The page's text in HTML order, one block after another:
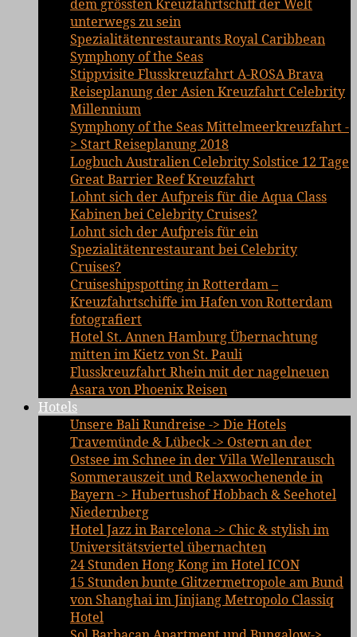
dem grössten Kreuzfahrtschiff der Welt
unterwegs zu sein
Spezialitätenrestaurants Royal Caribbean
Symphony of the Seas
Stippvisite Flusskreuzfahrt A-ROSA Brava
Reiseplanung der Asien Kreuzfahrt Celebrity
Millennium
Symphony of the Seas Mittelmeerkreuzfahrt -
> Start Reiseplanung 2018
Logbuch Australien Celebrity Solstice 12 Tage
Great Barrier Reef Kreuzfahrt
Lohnt sich der Aufpreis für die Aqua Class
Kabinen bei Celebrity Cruises?
Lohnt sich der Aufpreis für ein
Spezialitätenrestaurant bei Celebrity
Cruises?
Cruiseshipspotting in Rotterdam –
Kreuzfahrtschiffe im Hafen von Rotterdam
fotografiert
Hotel St. Annen Hamburg Übernachtung
mitten im Kietz von St. Pauli
Flusskreuzfahrt Rhein mit der nagelneuen
Asara von Phoenix Reisen
Hotels
Unsere Bali Rundreise -> Die Hotels
Travemünde & Lübeck -> Ostern an der
Ostsee im Schnee in der Villa Wellenrausch
Sommerauszeit und Relaxwochenende in
Bayern -> Hubertushof Hobbach & Seehotel
Niedernberg
Hotel Jazz in Barcelona -> Chic & stylish im
Universitätsviertel übernachten
24 Stunden Hong Kong im Hotel ICON
15 Stunden bunte Glitzermetropole am Bund
von Shanghai im Jinjiang Metropolo Classiq
Hotel